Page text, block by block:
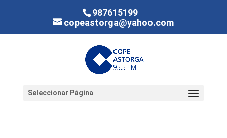
987615199
copeastorga@yahoo.com
Seleccionar Página